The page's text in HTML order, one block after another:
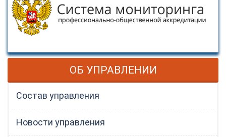
ОБ УПРАВЛЕНИИ
Состав управления
Новости управления